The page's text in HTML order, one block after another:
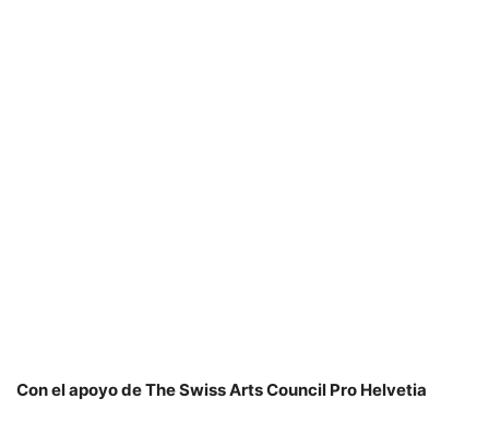
Con el apoyo de The Swiss Arts Council Pro Helvetia